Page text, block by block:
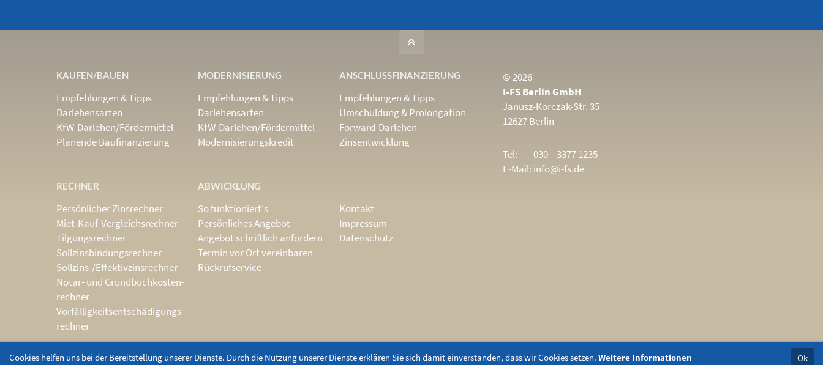
KAUFEN/BAUEN
Empfehlungen & Tipps
Darlehensarten
KfW-Darlehen/Fördermittel
Planende Baufinanzierung
MODERNISIERUNG
Empfehlungen & Tipps
Darlehensarten
KfW-Darlehen/Fördermittel
Modernisierungskredit
ANSCHLUSS­FINANZIERUNG
Empfehlungen & Tipps
Umschuldung & Prolongation
Forward-Darlehen
Zinsentwicklung
RECHNER
Persönlicher Zinsrechner
Miet-Kauf-Vergleichsrechner
Tilgungsrechner
Sollzinsbindungs­rechner
Sollzins-/Effektivzins­rechner
Notar- und Grundbuchkosten­
rechner
Vorfälligkeits­entschädigungs­
rechner
ABWICKLUNG
So funktioniert's
Persönliches Angebot
Angebot schriftlich anfordern
Termin vor Ort vereinbaren
Rückrufservice
Kontakt
Impressum
Datenschutz
© 2026
I-FS Berlin GmbH
Janusz-Korczak-Str. 35
12627 Berlin
Tel:
030 – 3377 1235
E-Mail: info@i-fs.de
Cookies helfen uns bei der Bereitstellung unserer Dienste. Durch die Nutzung unserer Dienste erklären Sie sich damit einverstanden, dass wir Cookies setzen. Weitere Informationen Ok